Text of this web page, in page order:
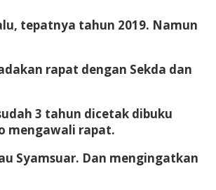
tepatnya tahun 2019. Namun
rapat dengan Sekda dan
3 tahun dicetak dibuku
mengawali rapat.
Syamsuar. Dan mengingatkan